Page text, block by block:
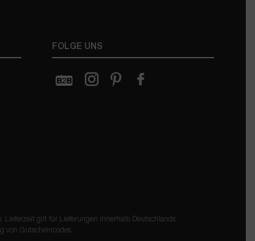
FOLGE UNS
Lieferzeit gilt für Lieferungen innerhalb Deutschlands.
von Gutscheincodes.